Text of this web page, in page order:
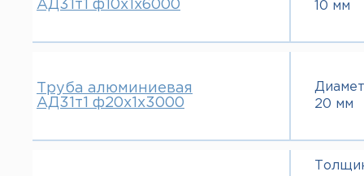
АД31т1 ф10х1х6000
10 мм
Труба алюминиевая
АД31т1 ф20х1х3000
20 мм